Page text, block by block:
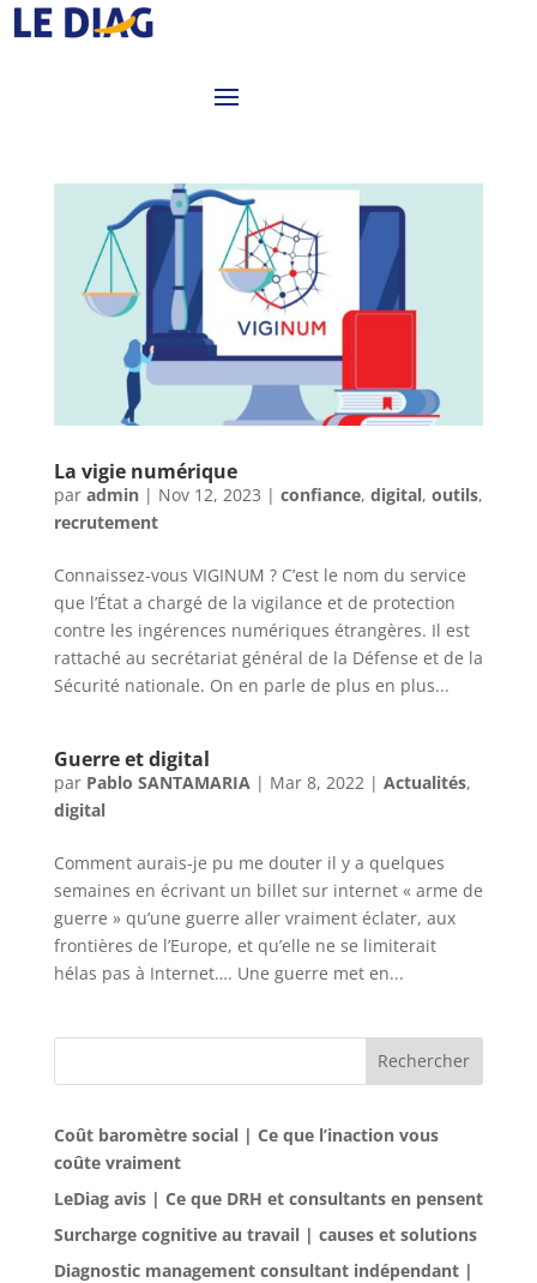
La vigie numérique
par admin| Nov 12, 2023 | confiance, digital, outils,
recrutement
Connaissez-vous VIGINUM ? C’est le nom du service
que l’État a chargé de la vigilance et de protection
contre les ingérences numériques étrangères. Il est
rattaché au secrétariat général de la Défense et de la
Sécurité nationale. On en parle de plus en plus...
Guerre et digital
par Pablo SANTAMARIA | Mar 8, 2022 | Actualités,
digital
Comment aurais-je pu me douter il y a quelques
semaines en écrivant un billet sur internet « arme de
guerre » qu’une guerre aller vraiment éclater, aux
frontières de l’Europe, et qu’elle ne se limiterait
hélas pas à Internet…. Une guerre met en...
Rechercher
Coût baromètre social | Ce que l’inaction vous
coûte vraiment
LeDiag avis | Ce que DRH et consultants en pensent
Surcharge cognitive au travail | causes et solutions
Diagnostic management consultant indépendant |